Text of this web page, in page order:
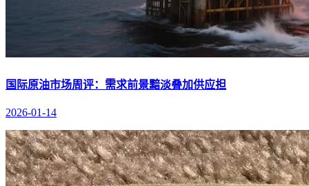
国际原油市场周评：需求前景黯淡叠加供应担
2026-01-14